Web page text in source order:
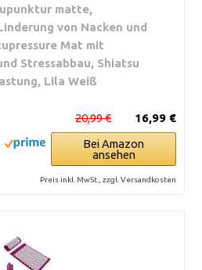
matte,
von Nacken und
Mat mit
Stressabbau, Shiatsu
Lila Weiß
16,99 €
20,99 €
Bei Amazon
ansehen
Preis inkl. MwSt., zzgl. Versandkosten